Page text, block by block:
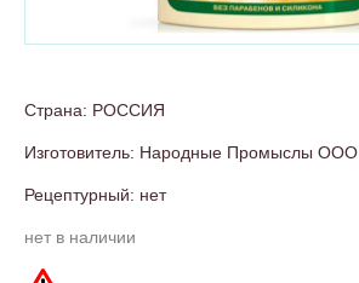
Страна: РОССИЯ
Изготовитель: Народные Промыслы ООО
Рецептурный: нет
нет в наличии